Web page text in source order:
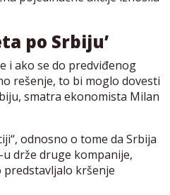
po Srbiju’
i ako se do predviđenog
rešenje, to bi moglo dovesti
smatra ekonomista Milan
odnosno o tome da Srbija
drže druge kompanije,
predstavljalo kršenje